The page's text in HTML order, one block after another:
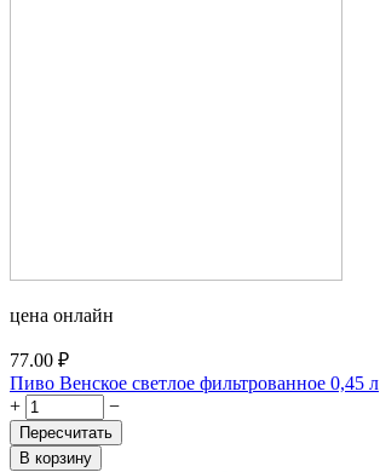
цена онлайн
77.00 ₽
Пиво Венское светлое фильтрованное 0,45 л
+
−
Пересчитать
В корзину